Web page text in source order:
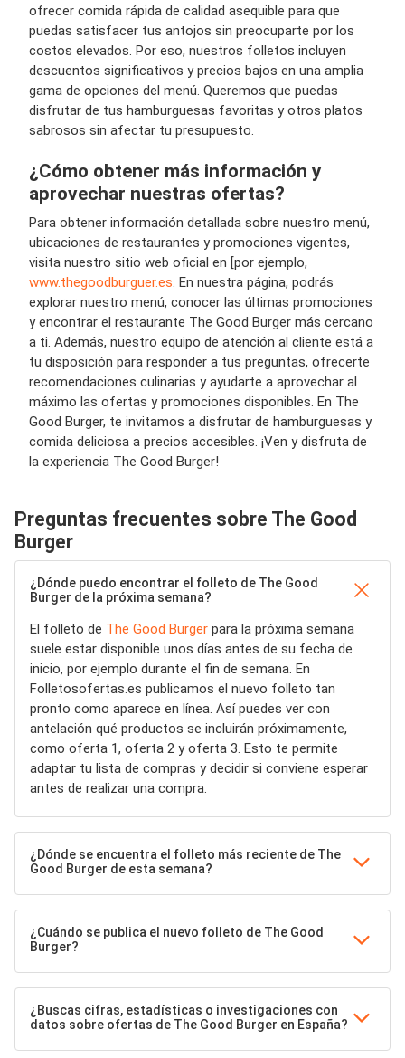
ofrecer comida rápida de calidad asequible para que
puedas satisfacer tus antojos sin preocuparte por los
costos elevados. Por eso, nuestros folletos incluyen
descuentos significativos y precios bajos en una amplia
gama de opciones del menú. Queremos que puedas
disfrutar de tus hamburguesas favoritas y otros platos
sabrosos sin afectar tu presupuesto.
¿Cómo obtener más información y
aprovechar nuestras ofertas?
Para obtener información detallada sobre nuestro menú,
ubicaciones de restaurantes y promociones vigentes,
visita nuestro sitio web oficial en [por ejemplo,
www.thegoodburguer.es. En nuestra página, podrás
explorar nuestro menú, conocer las últimas promociones
y encontrar el restaurante The Good Burger más cercano
a ti. Además, nuestro equipo de atención al cliente está a
tu disposición para responder a tus preguntas, ofrecerte
recomendaciones culinarias y ayudarte a aprovechar al
máximo las ofertas y promociones disponibles. En The
Good Burger, te invitamos a disfrutar de hamburguesas y
comida deliciosa a precios accesibles. ¡Ven y disfruta de
la experiencia The Good Burger!
Preguntas frecuentes sobre The Good
Burger
¿Dónde puedo encontrar el folleto de The Good
Burger de la próxima semana?
El folleto de The Good Burger para la próxima semana
suele estar disponible unos días antes de su fecha de
inicio, por ejemplo durante el fin de semana. En
Folletosofertas.es publicamos el nuevo folleto tan
pronto como aparece en línea. Así puedes ver con
antelación qué productos se incluirán próximamente,
como oferta 1, oferta 2 y oferta 3. Esto te permite
adaptar tu lista de compras y decidir si conviene esperar
antes de realizar una compra.
¿Dónde se encuentra el folleto más reciente de The
Good Burger de esta semana?
¿Cuándo se publica el nuevo folleto de The Good
Burger?
¿Buscas cifras, estadísticas o investigaciones con
datos sobre ofertas de The Good Burger en España?